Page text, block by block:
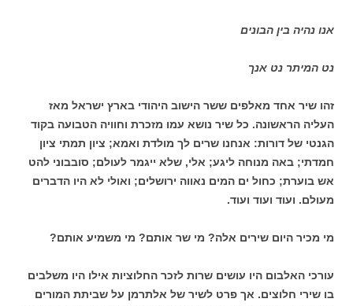
אנו נהיה בין הבונים
נט המיתר נט אנך
זהו שיר אחד מאלפים ששר הישוב היהודי בארץ ישראל מאז
העליה הראשונה. כל שיר נושא עמו מזכרת וחוויה הטבועה בקוד
הגנטי של דורות: אנחנו שרים לך מולדת ואמא; ציון תמתי ציון
חמדתי; באה מנוחה ליגע; אלי, שלא ייגמר לעולם; סובבוני להט
אש בוערת; כחול ים המים נאווה ירושלים; ואולי לא היו הדברים
מעולם. ועוד ועוד ועוד.
מי מכיר היום שירים אלה? מי שר אותם? מי משמיע אותם?
עורכי האלבום היו עושים שרות לזכר החלוציות אילו היו משלבים
בו שירי חלוצים. אך פרט לשיר של אלתרמן על שביתת המורים